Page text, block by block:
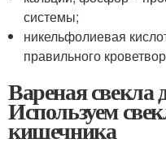
системы;
никельфолиевая
правильного
Вареная
Используем
кишечника